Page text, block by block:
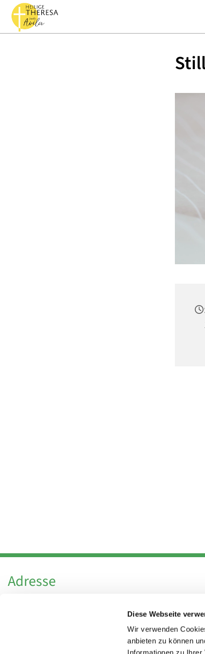
Diese Webseite
Wir verwenden
anbieten zu können
Adresse
Hl. Theresa von Avila Berlin Nordost
Leitender Pfarrer - Norbert Pomplun